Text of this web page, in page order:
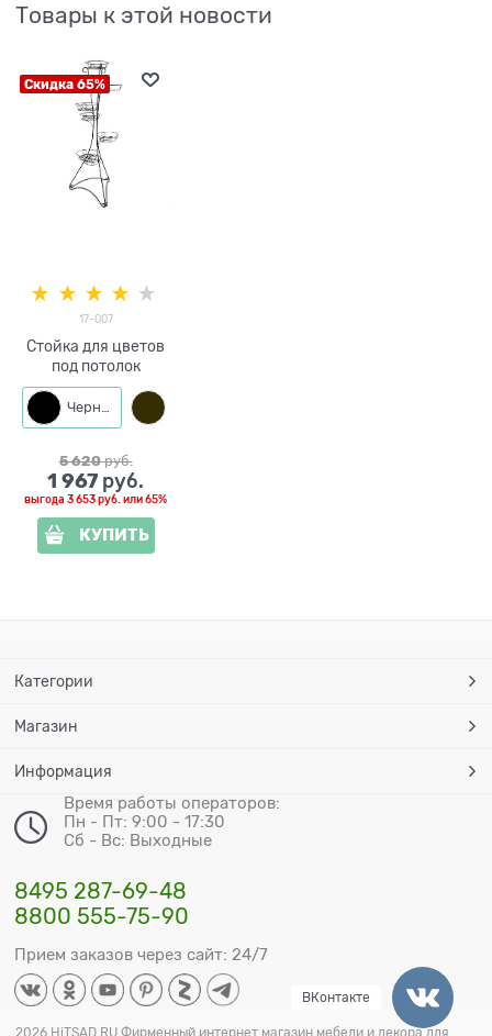
Товары к этой новости
Скидка 65%
17-007
Стойка для цветов
под потолок
Черный
5 620 руб.
1 967 руб.
выгода 3 653 руб. или65%
КУПИТЬ
Категории
Магазин
Информация
Время работы операторов:
Пн - Пт: 9:00 - 17:30
Сб - Вс: Выходные
8495 287-69-48
8800 555-75-90
Прием заказов через сайт: 24/7
2026 HiTSAD.RU Фирменный интернет магазин мебели и декора для
ВКонтакте